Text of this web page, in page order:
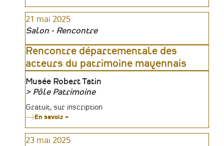
fil
des
!
/
Déjeuner
médiéval
21 mai 2025
Salon - Rencontre
Rencontre départementale des
acteurs du patrimoine mayennais
Lieu
Musée Robert Tatin
Organisateur
Pôle Patrimoine
Tarifs
Gratuit, sur inscription
En savoir +
départementale
des
23 mai 2025